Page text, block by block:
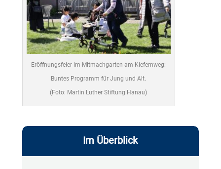
Eröffnungsfeier im Mitmachgarten am Kiefernweg:
Buntes Programm für Jung und Alt.
(Foto: Martin Luther Stiftung Hanau)
Im Überblick